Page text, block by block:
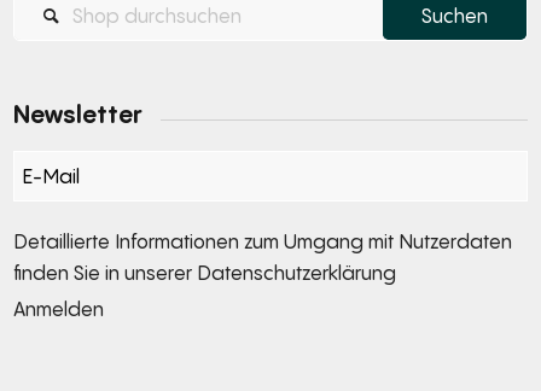
Newsletter
Section
Detaillierte Informationen zum Umgang mit Nutzerdaten
finden Sie in unserer Datenschutzerklärung
Anmelden